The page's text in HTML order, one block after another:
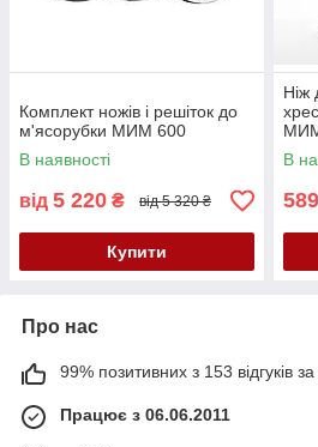
Комплект ножів і решіток до
м'ясорубки МИМ 600
В наявності
від 5 220 ₴ від 5 320 ₴
Купити
Ніж
В
589
Про нас
99% позитивних з 153 відгуків за
Працює з 06.06.2011